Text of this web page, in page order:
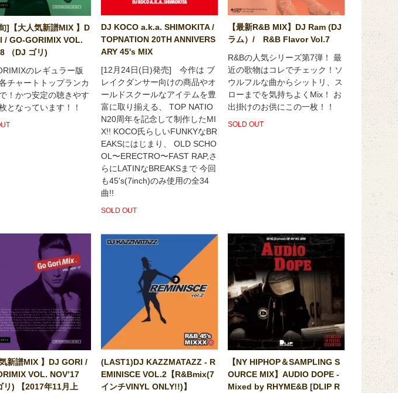
]【大人気新譜MIX 】D
/ GO-GORIMIX VOL.
（DJ ゴリ)
のレギュラー版
チャートトップランカ
！かつ安定の聴きやす
となっています！！
DJ KOCO a.k.a. SHIMOKITA /
TOPNATION 20TH ANNIVERS
ARY 45's MIX
[12月24日(日)発売] 今作は ブ
レイクダンサー向けの商品やオ
ールドスクールなアイテムを豊
富に取り揃える、 TOP NATIO
N20周年を記念して制作したMI
X!! KOCO氏らしいFUNKYなBR
EAKSにはじまり、 OLD SCHO
OL〜ERECTRO〜FAST RAP,さ
らにLATINなBREAKSまで 今回
も45's(7inch)のみ使用の全34
曲!!
SOLD OUT
【最新R&B MIX】DJ Ram (DJ
ラム）/ R&B Flavor Vol.7
R&Bの人気シリーズ第7弾！ 最
近の歌物はコレでチェック！ソ
ウルフルな曲からシットリ、ス
ローまでを気持ちよくMix！ お
出掛けのお供にこの一枚！！
SOLD OUT
気新譜MIX 】DJ GORI /
VOL. NOV’17
リ) 【2017年11月上
(LAST1)DJ KAZZMATAZZ - R
EMINISCE VOL.2【R&Bmix(7
インチVINYL ONLY!!)】
【NY HIPHOP＆SAMPLING S
OURCE MIX】AUDIO DOPE -
Mixed by RHYME&B [DLIP R